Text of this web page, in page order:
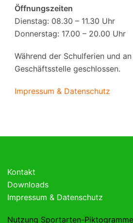
Öffnungszeiten
Dienstag: 08.30 – 11.30 Uhr
Donnerstag: 17.00 – 20.00 Uhr
Während der Schulferien und
Geschäftsstelle geschlossen.
Impressum & Datenschutz
Kontakt
Downloads
Impressum & Datenschutz
Nutzung Sportarten-